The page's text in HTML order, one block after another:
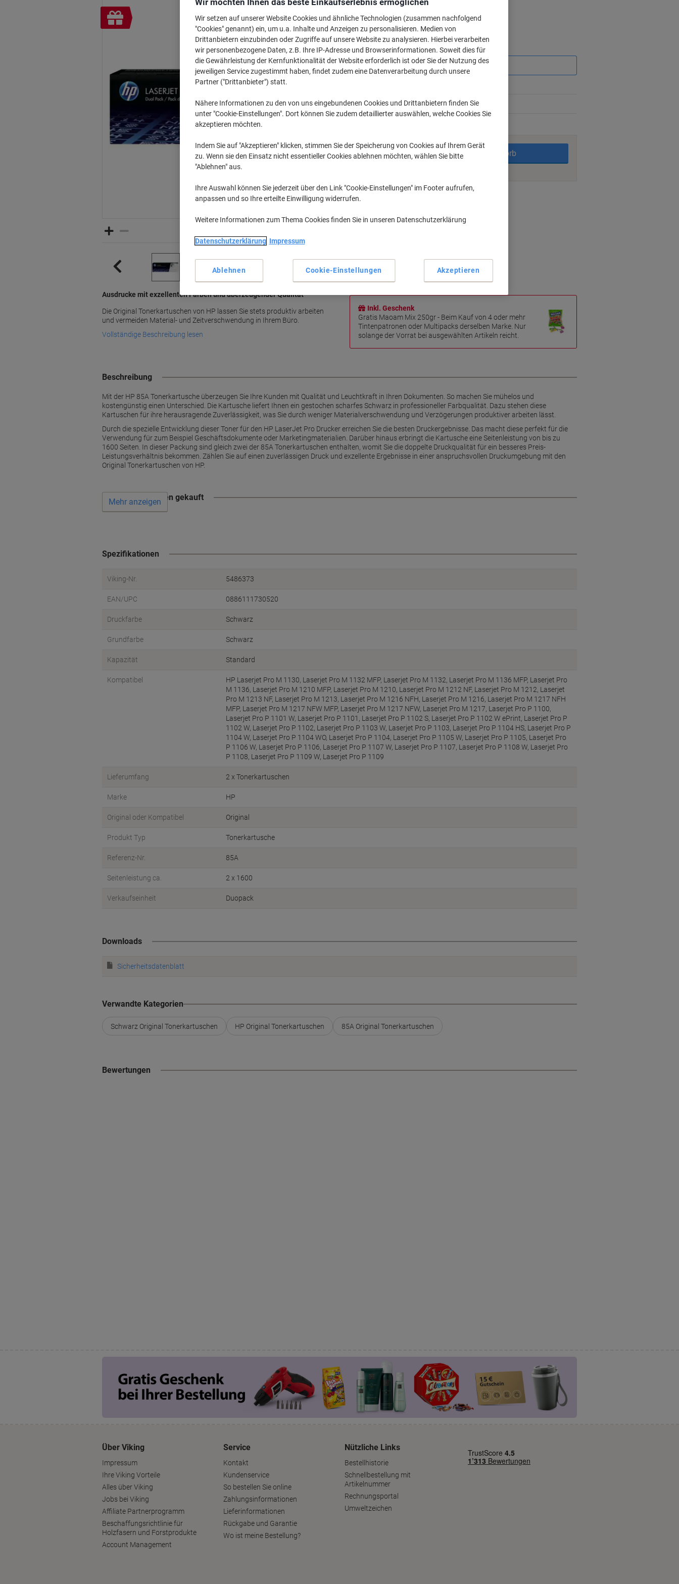
Inkl.
Geschenk
Ausdrucke mit exzellenten Farben und überzeugender Qualität
Die Original Tonerkartuschen von HP lassen Sie stets produktiv arbeiten
und vermeiden Material- und Zeitverschwendung in Ihrem Büro.
Vollständige Beschreibung lesen
CHF 174.95 pro Duopack
CHF 189.12 inkl. MwSt
Menge exkl. MwSt
1Duopack CHF 184.95
3+ Duopack CHF 174.95 -5%
Menge
In den Warenkorb
Lieferinformationen
Haupteigenschaften
Inkl. Geschenk
Gratis Maoam Mix 250gr - Beim Kauf von 4 oder mehr
Tintenpatronen oder Multipacks derselben Marke. Nur
solange der Vorrat bei ausgewählten Artikeln reicht.
Beschreibung
Mit der HP 85A Tonerkartusche überzeugen Sie Ihre Kunden mit Qualität und Leuchtkraft in Ihren Dokumenten. So machen Sie mühelos und
kostengünstig einen Unterschied. Die Kartusche liefert Ihnen ein gestochen scharfes Schwarz in professioneller Farbqualität. Dazu stehen diese
Kartuschen für ihre herausragende Zuverlässigkeit, was Sie durch weniger Materialverschwendung und Verzögerungen produktiver arbeiten lässt.
Durch die spezielle Entwicklung dieser Toner für den HP LaserJet Pro Drucker erreichen Sie die besten Druckergebnisse. Das macht diese perfekt für die
Verwendung für zum Beispiel Geschäftsdokumente oder Marketingmaterialien. Darüber hinaus erbringt die Kartusche eine Seitenleistung von bis zu
1600 Seiten. In dieser Packung sind gleich zwei der 85A Tonerkartuschen enthalten, womit Sie die doppelte Druckqualität für ein besseres Preis-
Leistungsverhältnis bekommen. Zählen Sie auf einen zuverlässigen Druck und exzellente Ergebnisse in einer anspruchsvollen Druckumgebung mit den
Original Tonerkartuschen von HP.
Wird oft zusammen gekauft
Mehr anzeigen
Spezifikationen
Viking-Nr. 5486373
EAN/UPC 0886111730520
Druckfarbe Schwarz
Grundfarbe Schwarz
Kapazität Standard
Kompatibel
HP Laserjet Pro M 1130, Laserjet Pro M 1132 MFP, Laserjet Pro M 1132, Laserjet Pro M 1136 MFP, Laserjet Pro
M 1136, Laserjet Pro M 1210 MFP, Laserjet Pro M 1210, Laserjet Pro M 1212 NF, Laserjet Pro M 1212, Laserjet
Pro M 1213 NF, Laserjet Pro M 1213, Laserjet Pro M 1216 NFH, Laserjet Pro M 1216, Laserjet Pro M 1217 NFH
MFP, Laserjet Pro M 1217 NFW MFP, Laserjet Pro M 1217 NFW, Laserjet Pro M 1217, Laserjet Pro P 1100,
Laserjet Pro P 1101 W, Laserjet Pro P 1101, Laserjet Pro P 1102 S, Laserjet Pro P 1102 W ePrint, Laserjet Pro P
1102 W, Laserjet Pro P 1102, Laserjet Pro P 1103 W, Laserjet Pro P 1103, Laserjet Pro P 1104 HS, Laserjet Pro P
1104 W, Laserjet Pro P 1104 WO, Laserjet Pro P 1104, Laserjet Pro P 1105 W, Laserjet Pro P 1105, Laserjet Pro
P 1106 W, Laserjet Pro P 1106, Laserjet Pro P 1107 W, Laserjet Pro P 1107, Laserjet Pro P 1108 W, Laserjet Pro
P 1108, Laserjet Pro P 1109 W, Laserjet Pro P 1109
Lieferumfang 2 x Tonerkartuschen
Marke HP
Original oder Kompatibel Original
Produkt Typ Tonerkartusche
Referenz-Nr. 85A
Seitenleistung ca. 2 x 1600
Verkaufseinheit Duopack
Downloads
Sicherheitsdatenblatt
Verwandte Kategorien
Schwarz Original Tonerkartuschen HP Original Tonerkartuschen 85A Original Tonerkartuschen
Bewertungen
Über Viking
Impressum
Ihre Viking Vorteile
Alles über Viking
Jobs bei Viking
Affiliate Partnerprogramm
Beschaffungsrichtlinie für
Holzfasern und Forstprodukte
Account Management
Service
Kontakt
Kundenservice
So bestellen Sie online
Zahlungsinformationen
Lieferinformationen
Rückgabe und Garantie
Wo ist meine Bestellung?
Nützliche Links
Bestellhistorie
Schnellbestellung mit
Artikelnummer
Rechnungsportal
Umweltzeichen
Wir möchten Ihnen das beste Einkaufserlebnis ermöglichen
Wir setzen auf unserer Website Cookies und ähnliche Technologien (zusammen nachfolgend
"Cookies" genannt) ein, um u.a. Inhalte und Anzeigen zu personalisieren. Medien von
Drittanbietern einzubinden oder Zugriffe auf unsere Website zu analysieren. Hierbei verarbeiten
wir personenbezogene Daten, z.B. Ihre IP-Adresse und Browserinformationen. Soweit dies für
die Gewährleistung der Kernfunktionalität der Website erforderlich ist oder Sie der Nutzung des
jeweiligen Service zugestimmt haben, findet zudem eine Datenverarbeitung durch unsere
Partner ("Drittanbieter") statt.
Nähere Informationen zu den von uns eingebundenen Cookies und Drittanbietern finden Sie
unter "Cookie-Einstellungen". Dort können Sie zudem detaillierter auswählen, welche Cookies Sie
akzeptieren möchten.
Indem Sie auf "Akzeptieren" klicken, stimmen Sie der Speicherung von Cookies auf Ihrem Gerät
zu. Wenn sie den Einsatz nicht essentieller Cookies ablehnen möchten, wählen Sie bitte
"Ablehnen" aus.
Ihre Auswahl können Sie jederzeit über den Link "Cookie-Einstellungen" im Footer aufrufen,
anpassen und so Ihre erteilte Einwilligung widerrufen.
Weitere Informationen zum Thema Cookies finden Sie in unseren Datenschutzerklärung
Datenschutzerklärung Impressum
Cookie-Einstellungen
Ablehnen Akzeptieren